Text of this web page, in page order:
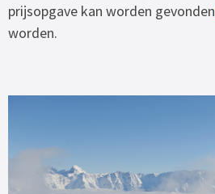
prijsopgave kan worden gevonden
worden.